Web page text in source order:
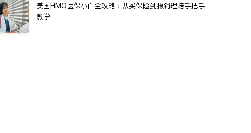
美国HMO医保小白全攻略：从买保险到报销理赔手把手
教学